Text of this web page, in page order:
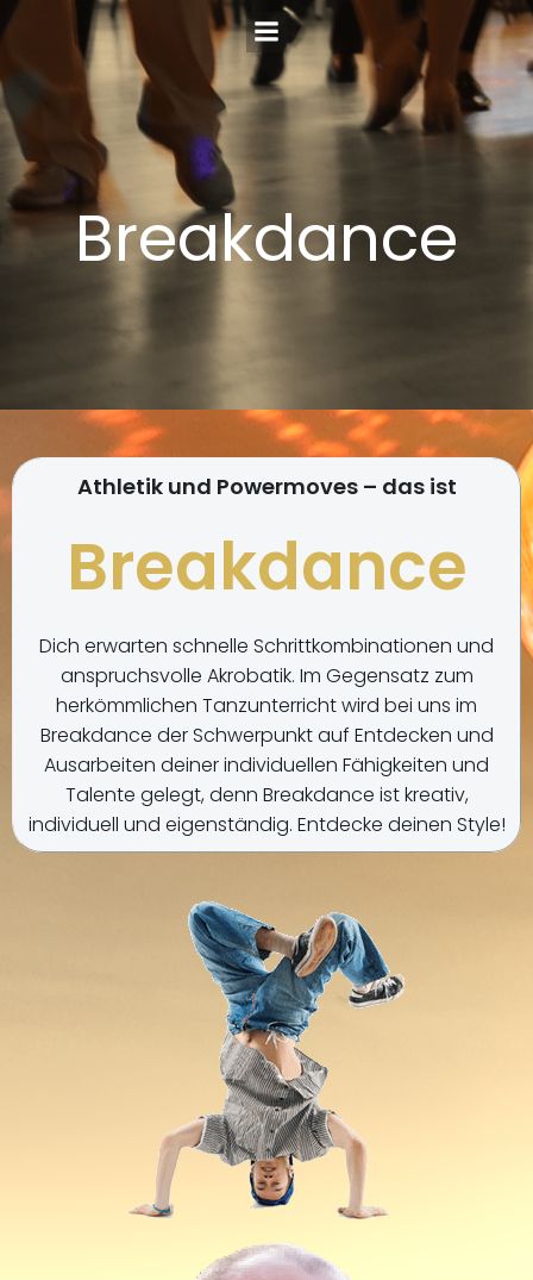
Zum
Inhalt
springen
Breakdance
Athletik und Powermoves – das ist
Breakdance
Dich erwarten schnelle Schrittkombinationen und
anspruchsvolle Akrobatik. Im Gegensatz zum
herkömmlichen Tanzunterricht wird bei uns im
Breakdance der Schwerpunkt auf Entdecken und
Ausarbeiten deiner individuellen Fähigkeiten und
Talente gelegt, denn Breakdance ist kreativ,
individuell und eigenständig. Entdecke deinen Style!